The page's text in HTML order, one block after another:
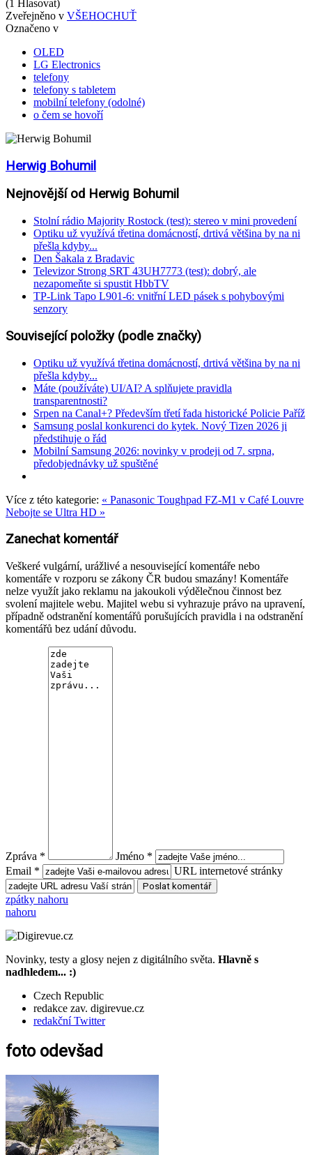
(1 Hlasovat)
Zveřejněno v VŠEHOCHUŤ
Označeno v
OLED
LG Electronics
telefony
telefony s tabletem
mobilní telefony (odolné)
o čem se hovoří
Herwig Bohumil
Nejnovější od Herwig Bohumil
Stolní rádio Majority Rostock (test): stereo v mini provedení
Optiku už využívá třetina domácností, drtivá většina by na ni
přešla kdyby...
Den Šakala z Bradavic
Televizor Strong SRT 43UH7773 (test): dobrý, ale
nezapomeňte si spustit HbbTV
TP-Link Tapo L901-6: vnitřní LED pásek s pohybovými
senzory
Související položky (podle značky)
Optiku už využívá třetina domácností, drtivá většina by na ni
přešla kdyby...
Máte (používáte) UI/AI? A splňujete pravidla
transparentnosti?
Srpen na Canal+? Především třetí řada historické Policie Paříž
Samsung poslal konkurenci do kytek. Nový Tizen 2026 ji
předstihuje o řád
Mobilní Samsung 2026: novinky v prodeji od 7. srpna,
předobjednávky už spuštěné
Více z této kategorie: « Panasonic Toughpad FZ-M1 v Café Louvre
Nebojte se Ultra HD »
Zanechat komentář
Veškeré vulgární, urážlivé a nesouvisející komentáře nebo
komentáře v rozporu se zákony ČR budou smazány! Komentáře
nelze využít jako reklamu na jakoukoli výdělečnou činnost bez
svolení majitele webu. Majitel webu si vyhrazuje právo na upravení,
případně odstranění komentářů porušujících pravidla i na odstranění
komentářů bez udání důvodu.
Zpráva *
Jméno *
Email *
URL internetové stránky
zpátky nahoru
nahoru
Novinky, testy a glosy nejen z digitálního světa. Hlavně s
nadhledem... :)
Czech Republic
redakce zav. digirevue.cz
redakční Twitter
foto odevšad